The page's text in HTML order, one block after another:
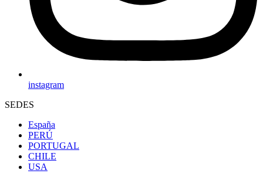
instagram
SEDES
España
PERÚ
PORTUGAL
CHILE
USA